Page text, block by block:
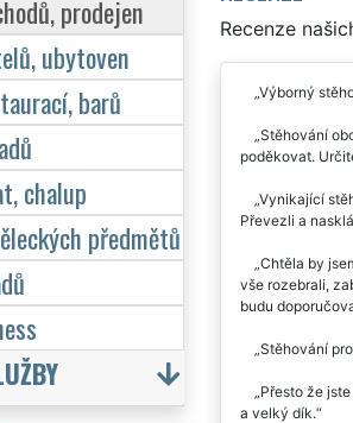
Recenze
Výborný
Stěhování
poděkovat.
Vynikající
Převezli a
Chtěla by
vše rozebrali,
budu
Stěhování
Přesto že
a velký dík.
prodejen
ubytoven
barů
chalup
předmětů